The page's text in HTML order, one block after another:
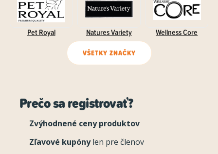
Pet Royal Natures Variety Wellness Core
VŠETKY ZNAČKY
Prečo sa registrovať?
Zvýhodnené ceny produktov
Zľavové kupónylen pre členov